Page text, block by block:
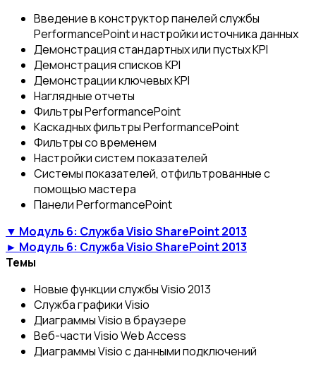
Введение в конструктор панелей службы
PerformancePoint и настройки источника данных
Демонстрация стандартных или пустых KPI
Демонстрация списков KPI
Демонстрации ключевых KPI
Наглядные отчеты
Фильтры PerformancePoint
Каскадных фильтры PerformancePoint
Фильтры со временем
Настройки систем показателей
Системы показателей, отфильтрованные с
помощью мастера
Панели PerformancePoint
▼ Модуль 6: Служба Visio SharePoint 2013
► Модуль 6: Служба Visio SharePoint 2013
Темы
Новые функции службы Visio 2013
Служба графики Visio
Диаграммы Visio в браузере
Веб-части Visio Web Access
Диаграммы Visio с данными подключений